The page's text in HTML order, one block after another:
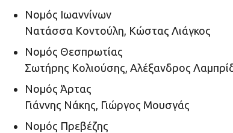
Νομός Ιωαννίνων
Νατάσσα Κοντούλη, Κώστας Λιάγκος
Νομός Θεσπρωτίας
Σωτήρης Κολιούσης, Αλέξανδρος
Νομός Άρτας
Γιάννης Νάκης, Γιώργος Μουσγάς
Νομός Πρεβέζης